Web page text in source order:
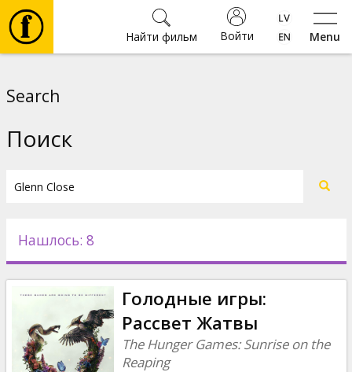
Menu
Войти
Найти фильм
Новости
Подарки
Кинозакуски
Search
Поиск
Нашлось: 8
Голодные игры:
Рассвет Жатвы
The Hunger Games: Sunrise on the
Reaping